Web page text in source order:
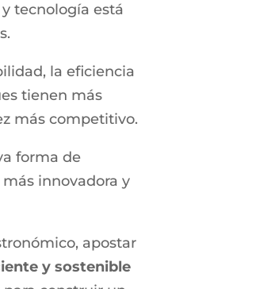
tecnología está
la eficiencia
tienen más
más competitivo.
forma de
innovadora y
apostar
y sostenible